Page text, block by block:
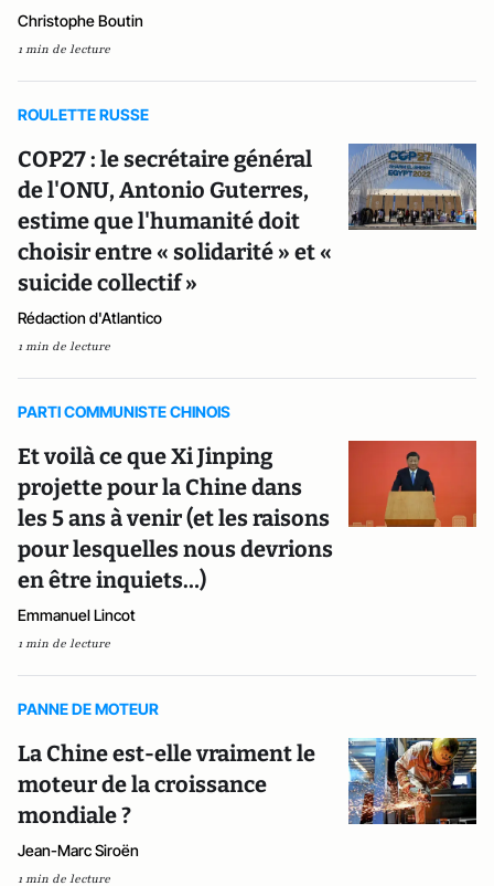
Christophe Boutin
1 min de lecture
ROULETTE RUSSE
COP27 : le secrétaire général
de l'ONU, Antonio Guterres,
estime que l'humanité doit
choisir entre « solidarité » et «
suicide collectif »
Rédaction d'Atlantico
1 min de lecture
PARTI COMMUNISTE CHINOIS
Et voilà ce que Xi Jinping
projette pour la Chine dans
les 5 ans à venir (et les raisons
pour lesquelles nous devrions
en être inquiets…)
Emmanuel Lincot
1 min de lecture
PANNE DE MOTEUR
La Chine est-elle vraiment le
moteur de la croissance
mondiale ?
Jean-Marc Siroën
1 min de lecture